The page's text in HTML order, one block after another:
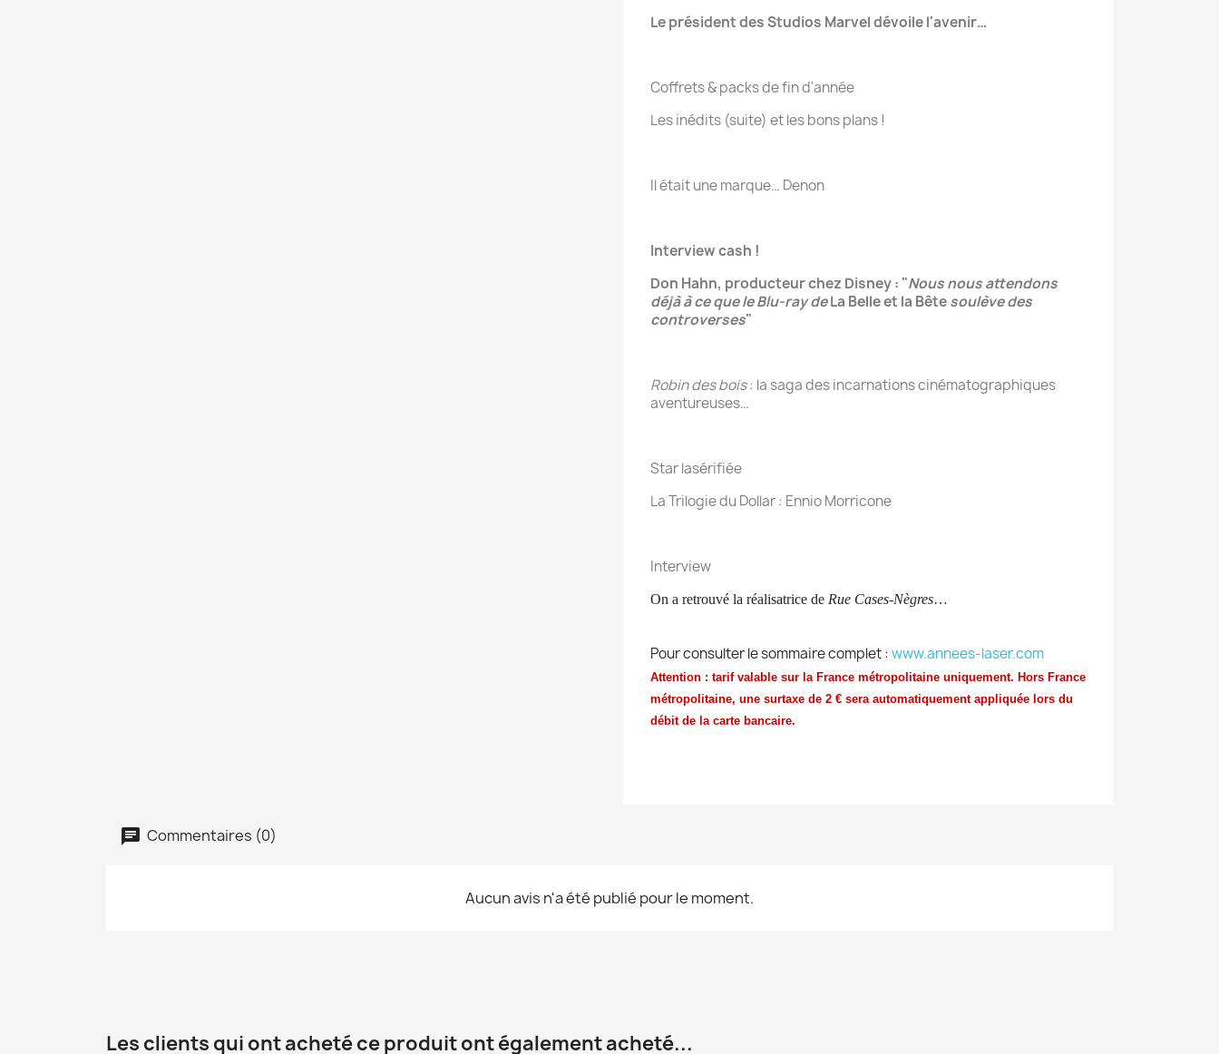
Le président des Studios Marvel dévoile l'avenir…
Coffrets & packs de fin d'année
Les inédits (suite) et les bons plans !
Il était une marque… Denon
Interview cash !
Don Hahn, producteur chez Disney : "Nous nous attendons
déjà à ce que le Blu-ray deLa Belle et la Bêtesoulève des
controverses"
Robin des bois: la saga des incarnations cinématographiques
aventureuses…
Star lasérifiée
La Trilogie du Dollar : Ennio Morricone
Interview
On a retrouvé la réalisatrice de Rue Cases-Nègres…
Pour consulter le sommaire complet : www.annees-laser.com
Attention : tarif valable sur la France métropolitaine uniquement. Hors France
métropolitaine, une surtaxe de 2 € sera automatiquement appliquée lors du
débit de la carte bancaire.
Commentaires (0)
Aucun avis n'a été publié pour le moment.
Les clients qui ont acheté ce produit ont également acheté...